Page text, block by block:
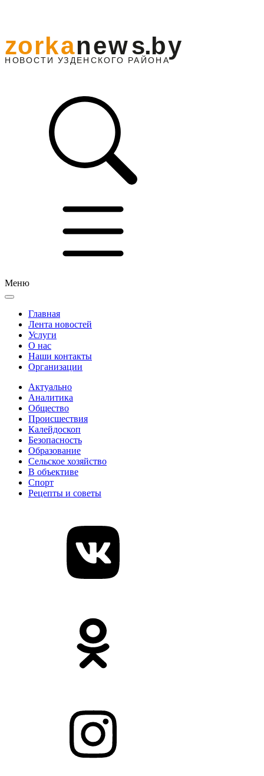
Меню
Главная
Лента новостей
Услуги
О нас
Наши контакты
Организации
Актуально
Аналитика
Общество
Происшествия
Калейдоскоп
Безопасность
Образование
Сельское хозяйство
В объективе
Спорт
Рецепты и советы